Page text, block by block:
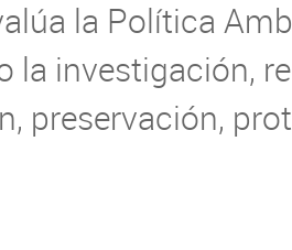
la Política
la investigación,
preservación,